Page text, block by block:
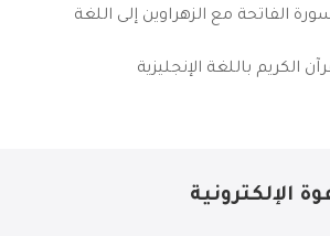
الفاتحة مع الزهراوين إلى اللغة
الكريم باللغة الإنجليزية
الإلكترونية